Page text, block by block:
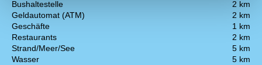
Bushaltestelle
2 km
Geldautomat (ATM)
2 km
Geschäfte
1 km
Restaurants
2 km
Strand/Meer/See
5 km
Wasser
5 km